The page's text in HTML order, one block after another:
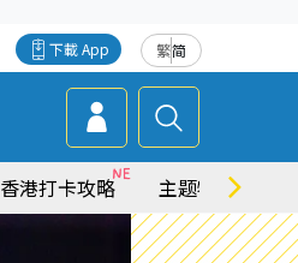
繁简
下載 App
香港打卡攻略 主题特集